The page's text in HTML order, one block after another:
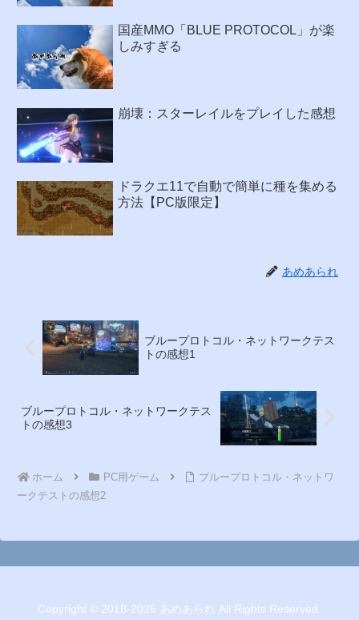
国産MMO「BLUE PROTOCOL」が楽
しみすぎる
崩壊：スターレイルをプレイした感想
ドラクエ11で自動で簡単に種を集める
方法【PC版限定】
あめあられ
ブループロトコル・ネットワークテス
トの感想1
ブループロトコル・ネットワークテス
トの感想3
ホーム PC用ゲーム
ブループロトコル・ネットワ
ークテストの感想2
Copyright © 2018-2026 あめあられ All Rights Reserved.